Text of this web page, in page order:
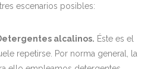
escenarios posibles:
alcalinos. Éste es el
repetirse. Por norma general, la